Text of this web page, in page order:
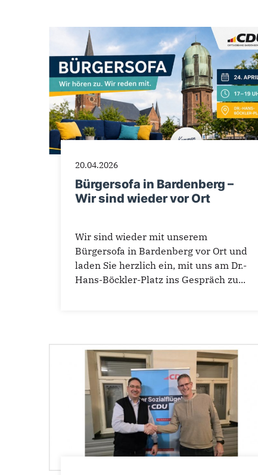
20.04.2026
Bürgersofa in Bardenberg –
Wir sind wieder vor Ort
Wir sind wieder mit unserem
Bürgersofa in Bardenberg vor Ort und
laden Sie herzlich ein, mit uns am Dr.-
Hans-Böckler-Platz ins Gespräch zu...